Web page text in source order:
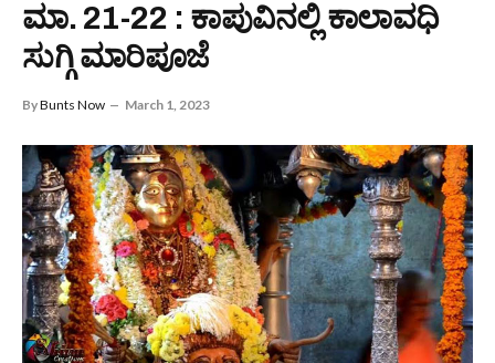
ಮಾ. 21-22 : ಕಾಪುವಿನಲ್ಲಿ ಕಾಲಾವಧಿ
ಸುಗ್ಗಿ ಮಾರಿಪೂಜೆ
ByBunts Now March 1, 2023